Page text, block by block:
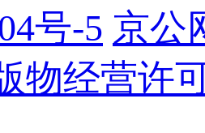
号-5 京公
物经营许